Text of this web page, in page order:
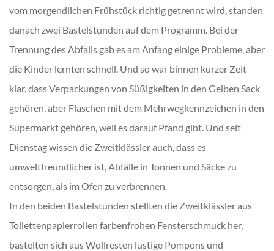
vom morgendlichen Frühstück richtig getrennt wird, standen
danach zwei Bastelstunden auf dem Programm. Bei der
Trennung des Abfalls gab es am Anfang einige Probleme, aber
die Kinder lernten schnell. Und so war binnen kurzer Zeit
klar, dass Verpackungen von Süßigkeiten in den Gelben Sack
gehören, aber Flaschen mit dem Mehrwegkennzeichen in den
Supermarkt gehören, weil es darauf Pfand gibt. Und seit
Dienstag wissen die Zweitklässler auch, dass es
umweltfreundlicher ist, Abfälle in Tonnen und Säcke zu
entsorgen, als im Ofen zu verbrennen.
In den beiden Bastelstunden stellten die Zweitklässler aus
Toilettenpapierrollen farbenfrohen Fensterschmuck her,
bastelten sich aus Wollresten lustige Pompons und